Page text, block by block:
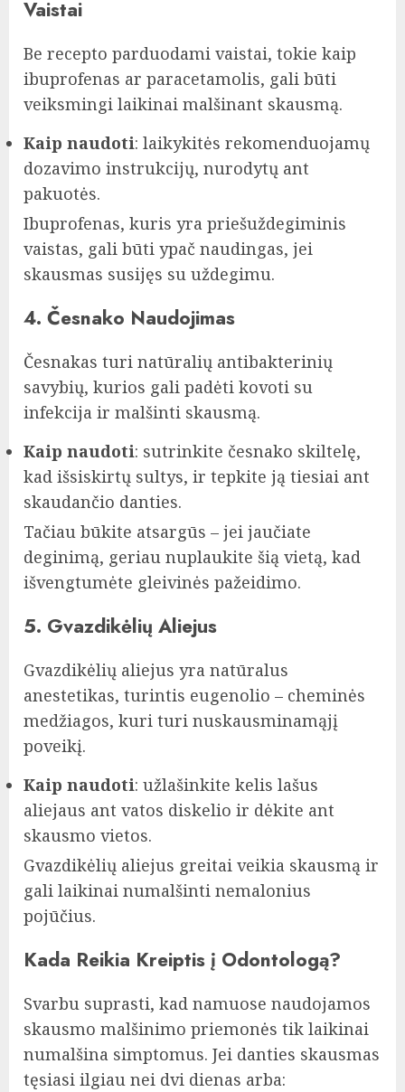
Vaistai
Be recepto parduodami vaistai, tokie kaip
ibuprofenas ar paracetamolis, gali būti
veiksmingi laikinai malšinant skausmą.
Kaip naudoti: laikykitės rekomenduojamų
dozavimo instrukcijų, nurodytų ant
pakuotės.
Ibuprofenas, kuris yra priešuždegiminis
vaistas, gali būti ypač naudingas, jei
skausmas susijęs su uždegimu.
4. Česnako Naudojimas
Česnakas turi natūralių antibakterinių
savybių, kurios gali padėti kovoti su
infekcija ir malšinti skausmą.
Kaip naudoti: sutrinkite česnako skiltelę,
kad išsiskirtų sultys, ir tepkite ją tiesiai ant
skaudančio danties.
Tačiau būkite atsargūs – jei jaučiate
deginimą, geriau nuplaukite šią vietą, kad
išvengtumėte gleivinės pažeidimo.
5. Gvazdikėlių Aliejus
Gvazdikėlių aliejus yra natūralus
anestetikas, turintis eugenolio – cheminės
medžiagos, kuri turi nuskausminamąjį
poveikį.
Kaip naudoti: užlašinkite kelis lašus
aliejaus ant vatos diskelio ir dėkite ant
skausmo vietos.
Gvazdikėlių aliejus greitai veikia skausmą ir
gali laikinai numalšinti nemalonius
pojūčius.
Kada Reikia Kreiptis į Odontologą?
Svarbu suprasti, kad namuose naudojamos
skausmo malšinimo priemonės tik laikinai
numalšina simptomus. Jei danties skausmas
tęsiasi ilgiau nei dvi dienas arba: